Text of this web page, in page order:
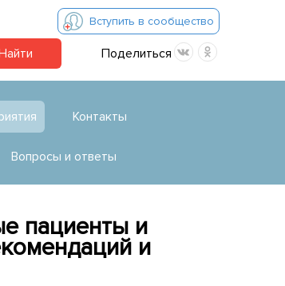
Вступить в сообщество
Поделиться
Контакты
Вопросы и ответы
пациенты и
и